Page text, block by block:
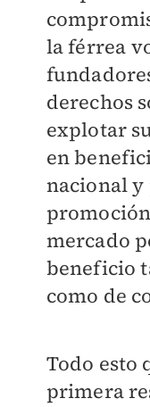
la férrea
derechos
explotar
en
nacional y
mercado
beneficio
como de
Todo esto
primera